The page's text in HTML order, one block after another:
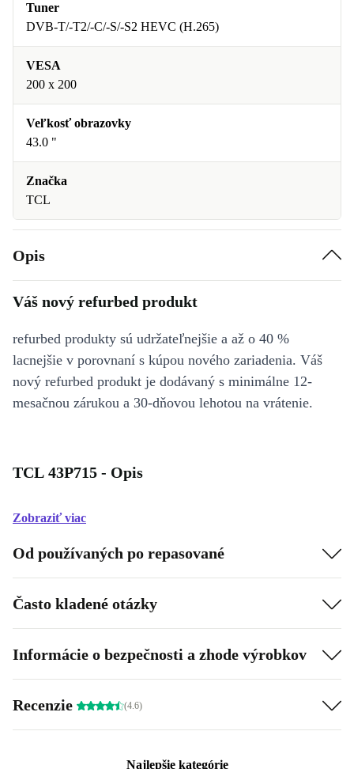
Tuner
DVB-T/-T2/-C/-S/-S2 HEVC (H.265)
VESA
200 x 200
Veľkosť obrazovky
43.0 "
Značka
TCL
Opis
Váš nový refurbed produkt
refurbed produkty sú udržateľnejšie a až o 40 %
lacnejšie v porovnaní s kúpou nového zariadenia. Váš
nový refurbed produkt je dodávaný s minimálne 12-
mesačnou zárukou a 30-dňovou lehotou na vrátenie.
TCL 43P715 - Opis
Zobraziť viac
Od používaných po repasované
Často kladené otázky
Informácie o bezpečnosti a zhode výrobkov
Recenzie (4.6)
Najlepšie kategórie